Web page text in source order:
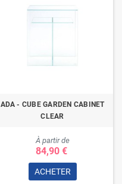
ADA - CUBE GARDEN CABINET
CLEAR
À partir de
84,90 €
ACHETER